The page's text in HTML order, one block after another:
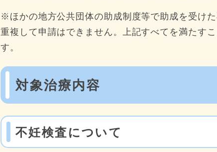
※ほかの地方公共団体の助成制度等で助成を受け
重複して申請はできません。上記すべてを満たす
す。
対象治療内容
不妊検査について